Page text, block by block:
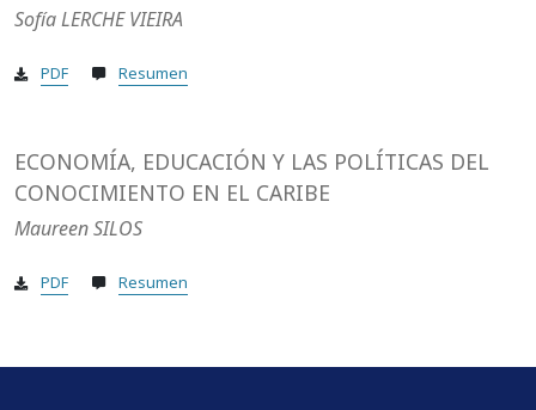
Sofía LERCHE VIEIRA
PDF Resumen
ECONOMÍA, EDUCACIÓN Y LAS POLÍTICAS DEL
CONOCIMIENTO EN EL CARIBE
Maureen SILOS
PDF Resumen